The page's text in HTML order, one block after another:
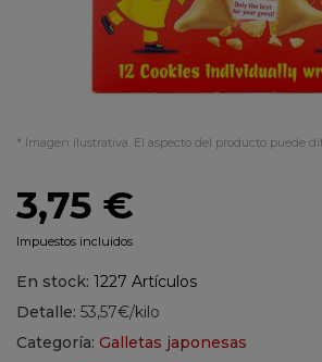
* Imagen ilustrativa. El aspecto del producto puede
3,75 €
Impuestos incluidos
En stock: 1227 Artículos
Detalle: 53,57€/kilo
Categoría: Galletas japonesas